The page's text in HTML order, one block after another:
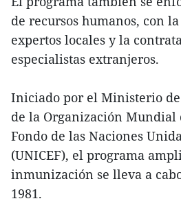
de recursos humanos, con
expertos locales y la
especialistas extranjeros.
Iniciado por el Ministerio
de la Organización Mundial
Fondo de las Naciones
(UNICEF), el programa
inmunización se lleva a
1981.